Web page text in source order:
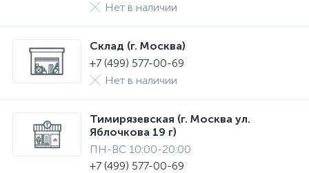
Нет в наличии
Склад (г. Москва)
+7 (499) 577-00-69
Нет в наличии
Тимирязевская (г. Москва ул.
Яблочкова 19 г)
ПН-ВС 10:00-20:00
+7 (499) 577-00-69